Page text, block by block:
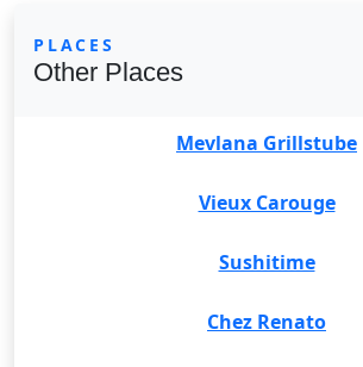
PLACES
Other Places
Mevlana Grillstube
Vieux Carouge
Sushitime
Chez Renato